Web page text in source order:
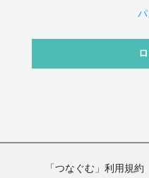
「つなぐむ」利用規約